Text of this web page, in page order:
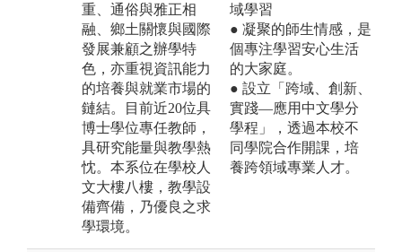
重、通俗與雅正相
融、鄉土關懷與國際
發展兼顧之辦學特
色，亦重視資訊能力
的培養與就業市場的
鏈結。目前近20位具
博士學位專任教師，
具研究能量與教學熱
忱。本系位在學校人
文大樓八樓，教學設
備齊備，乃優良之求
學環境。
域學習
● 凝聚的師生情感，是
個專注學習安心生活
的大家庭。
● 設立「跨域、創新、
實踐—應用中文學分
學程」，透過本校不
同學院合作開課，培
養跨領域專業人才。